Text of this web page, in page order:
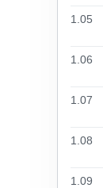
1.05
1.06
1.07
1.08
1.09